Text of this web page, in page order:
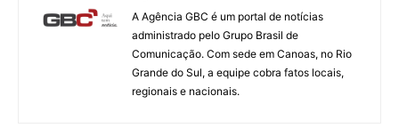
A Agência GBC é um portal de notícias
administrado pelo Grupo Brasil de
Comunicação. Com sede em Canoas, no Rio
Grande do Sul, a equipe cobra fatos locais,
regionais e nacionais.